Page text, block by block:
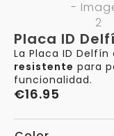
Placa ID
La Placa ID
resistente para
funcionalidad.
€16.95